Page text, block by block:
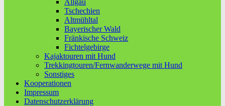
Tschechien
Altmühltal
Bayerischer Wald
Fränkische Schweiz
Fichtelgebirge
Kajaktouren mit Hund
Trekkingtouren/Fernwanderwege mit Hund
Sonstiges
Kooperationen
Impressum
Datenschutzerklärung